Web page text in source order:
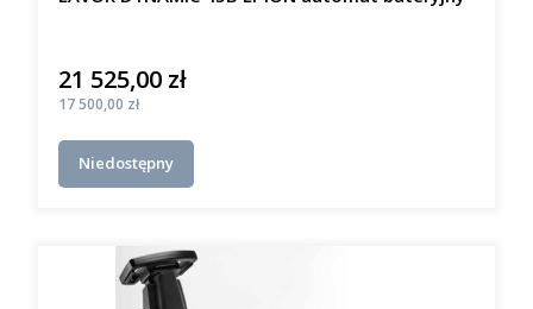
Cena
21 525,00 zł
Cena
17 500,00 zł
Niedostępny